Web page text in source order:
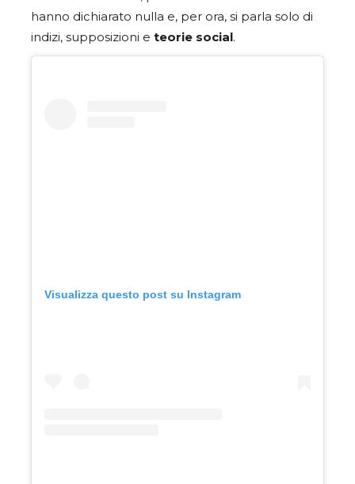
hanno dichiarato nulla e, per ora, si parla solo di
indizi, supposizioni e teorie social.
Visualizza questo post su Instagram